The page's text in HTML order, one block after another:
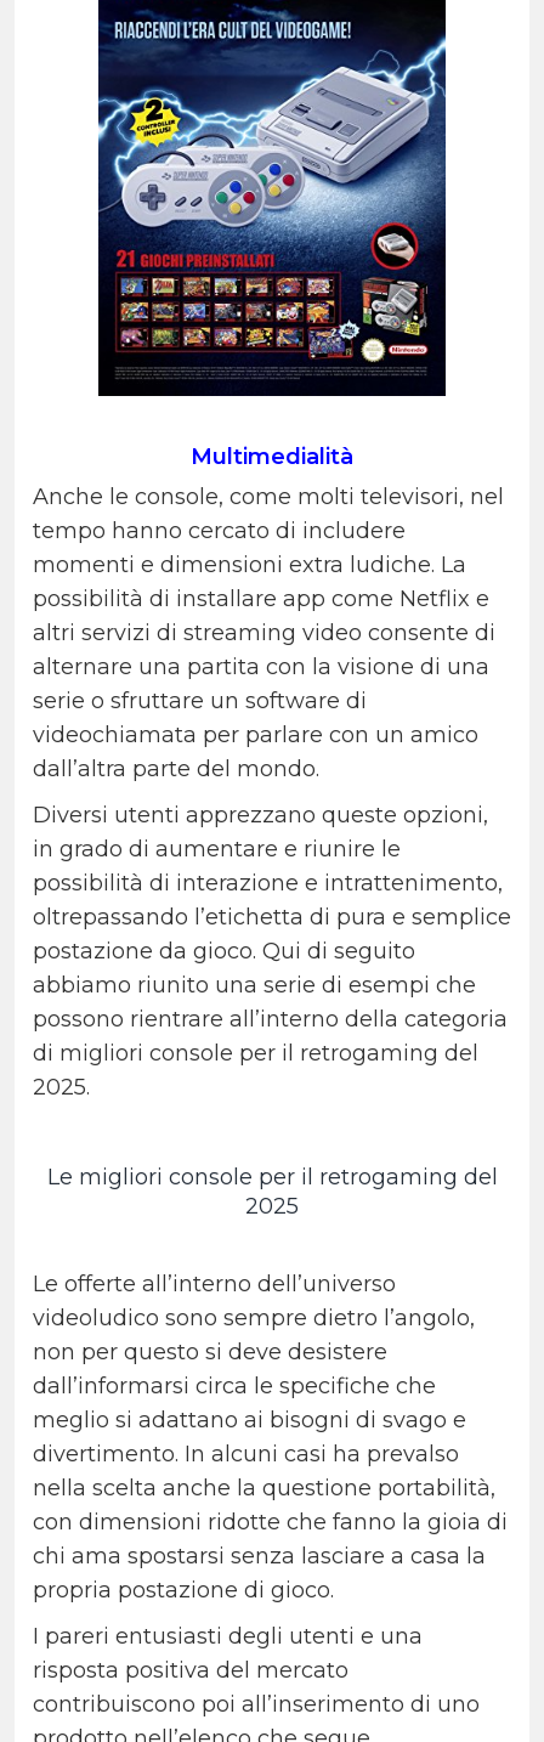
Multimedialità
Anche le console, come molti televisori, nel
tempo hanno cercato di includere
momenti e dimensioni extra ludiche. La
possibilità di installare app come Netflix e
altri servizi di streaming video consente di
alternare una partita con la visione di una
serie o sfruttare un software di
videochiamata per parlare con un amico
dall’altra parte del mondo.
Diversi utenti apprezzano queste opzioni,
in grado di aumentare e riunire le
possibilità di interazione e intrattenimento,
oltrepassando l’etichetta di pura e semplice
postazione da gioco. Qui di seguito
abbiamo riunito una serie di esempi che
possono rientrare all’interno della categoria
di migliori console per il retrogaming del
2025.
Le migliori console per il retrogaming del
2025
Le offerte all’interno dell’universo
videoludico sono sempre dietro l’angolo,
non per questo si deve desistere
dall’informarsi circa le specifiche che
meglio si adattano ai bisogni di svago e
divertimento. In alcuni casi ha prevalso
nella scelta anche la questione portabilità,
con dimensioni ridotte che fanno la gioia di
chi ama spostarsi senza lasciare a casa la
propria postazione di gioco.
I pareri entusiasti degli utenti e una
risposta positiva del mercato
contribuiscono poi all’inserimento di uno